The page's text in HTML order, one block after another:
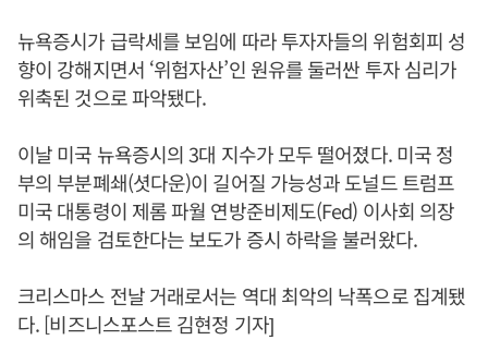
뉴욕증시가 급락세를 보임에 따라 투자자들의 위험회피 성
향이 강해지면서 ‘위험자산’인 원유를 둘러싼 투자 심리가
위축된 것으로 파악됐다.
이날 미국 뉴욕증시의 3대 지수가 모두 떨어졌다. 미국 정
부의 부분폐쇄(셧다운)이 길어질 가능성과 도널드 트럼프
미국 대통령이 제롬 파월 연방준비제도(Fed) 이사회 의장
의 해임을 검토한다는 보도가 증시 하락을 불러왔다.
크리스마스 전날 거래로서는 역대 최악의 낙폭으로 집계됐
다. [비즈니스포스트 김현정 기자]